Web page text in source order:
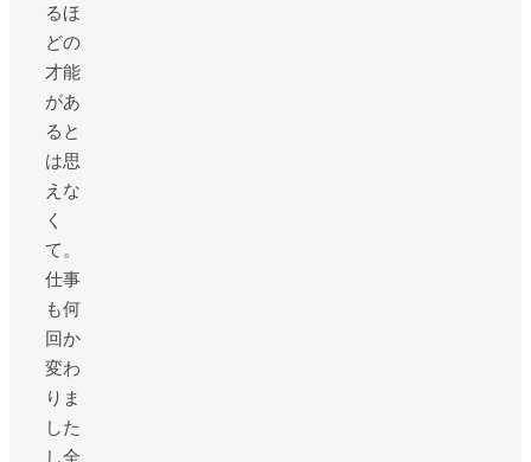
るほ
どの
才能
があ
ると
は思
えな
く
て。
仕事
も何
回か
変わ
りま
した
し全